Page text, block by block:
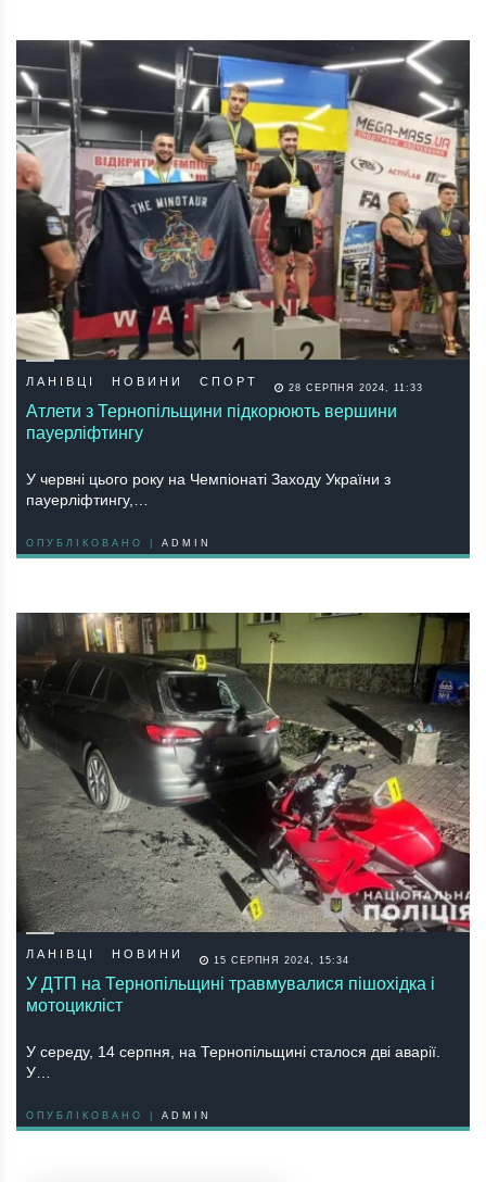
ЛАНІВЦІ НОВИНИ СПОРТ 28 СЕРПНЯ 2024, 11:33
Атлети з Тернопільщини підкорюють вершини
пауерліфтингу
У червні цього року на Чемпіонаті Заходу України з
пауерліфтингу,…
ОПУБЛІКОВАНО | ADMIN
ЛАНІВЦІ НОВИНИ 15 СЕРПНЯ 2024, 15:34
У ДТП на Тернопільщині травмувалися пішохідка і
мотоцикліст
У середу, 14 серпня, на Тернопільщині сталося дві аварії.
У…
ОПУБЛІКОВАНО | ADMIN